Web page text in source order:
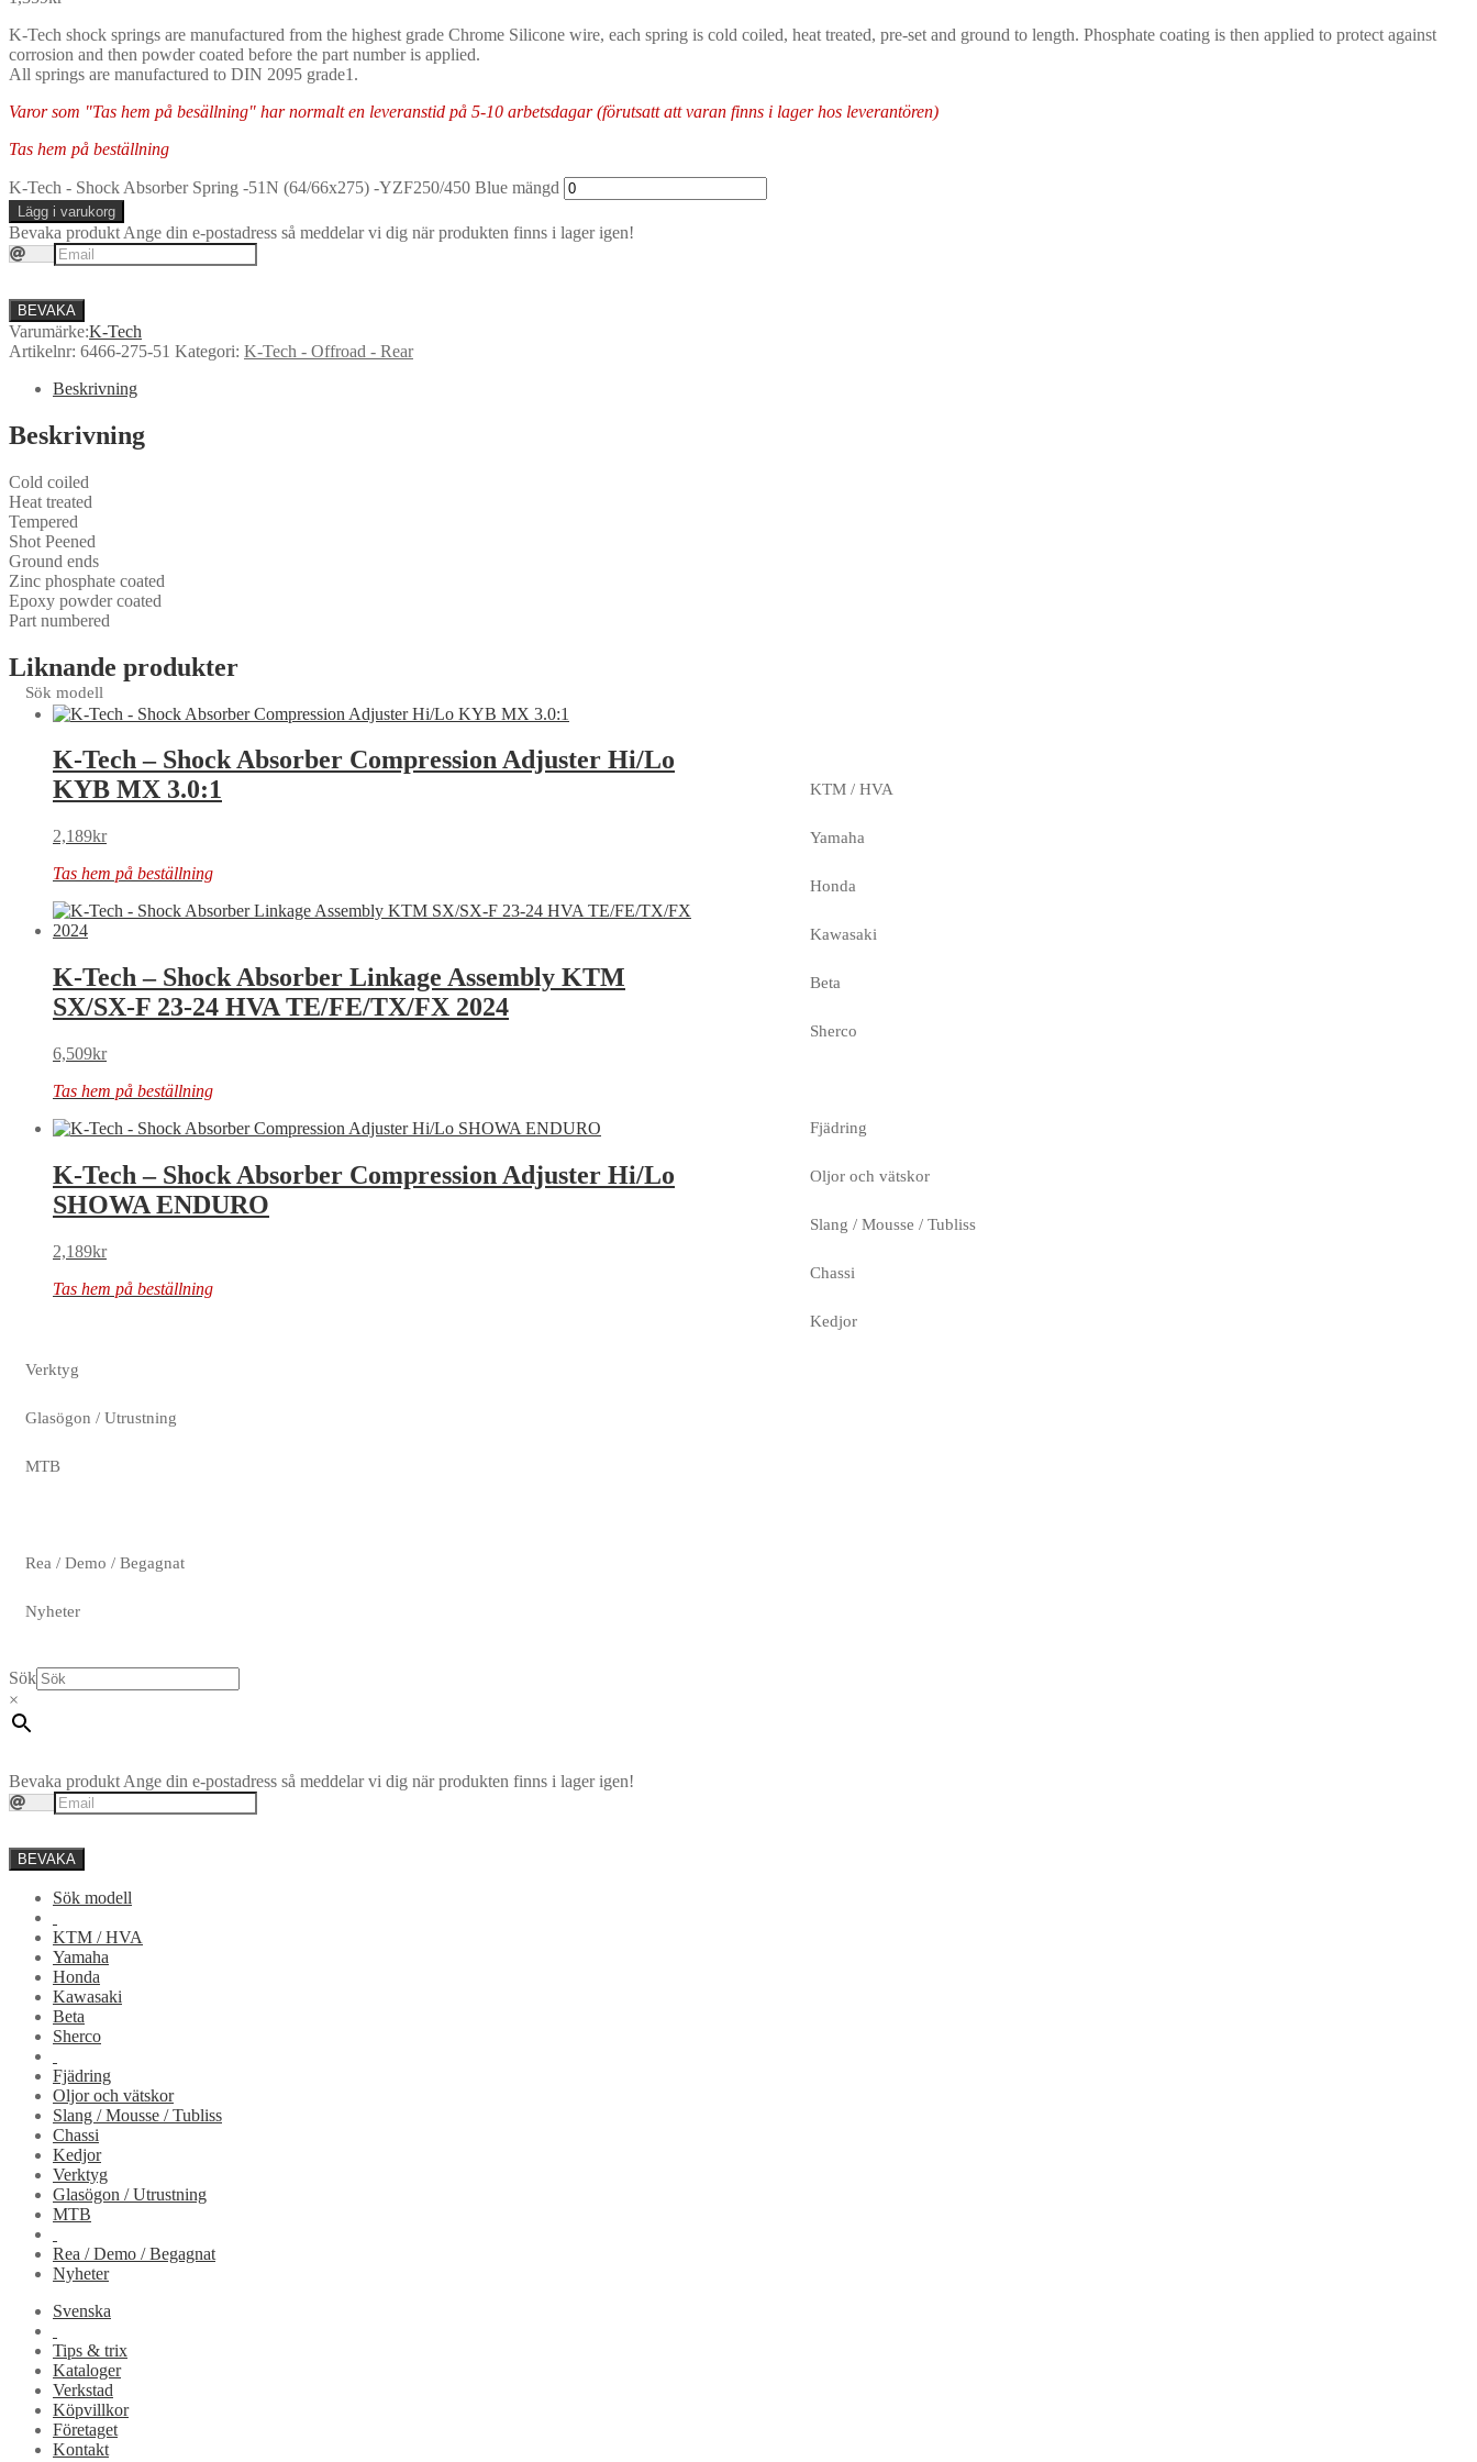
K-Tech shock springs are manufactured from the highest grade Chrome Silicone wire, each spring is cold coiled, heat treated, pre-set and ground to length. Phosphate coating is then applied to protect against
corrosion and then powder coated before the part number is applied.
All springs are manufactured to DIN 2095 grade1.
Varor som "Tas hem på besällning" har normalt en leveranstid på 5-10 arbetsdagar (förutsatt att varan finns i lager hos leverantören)
Tas hem på beställning
K-Tech - Shock Absorber Spring -51N (64/66x275) -YZF250/450 Blue mängd
Lägg i varukorg
Bevaka produkt Ange din e-postadress så meddelar vi dig när produkten finns i lager igen!
BEVAKA
Varumärke:K-Tech
Artikelnr: 6466-275-51 Kategori: K-Tech - Offroad - Rear
Beskrivning
Beskrivning
Cold coiled
Heat treated
Tempered
Shot Peened
Ground ends
Zinc phosphate coated
Epoxy powder coated
Part numbered
Liknande produkter
K-Tech – Shock Absorber Compression Adjuster Hi/Lo
KYB MX 3.0:1
2,189kr
Tas hem på beställning
K-Tech – Shock Absorber Linkage Assembly KTM
SX/SX-F 23-24 HVA TE/FE/TX/FX 2024
6,509kr
Tas hem på beställning
K-Tech – Shock Absorber Compression Adjuster Hi/Lo
SHOWA ENDURO
2,189kr
Tas hem på beställning
Sök modell
KTM / HVA
Yamaha
Honda
Kawasaki
Beta
Sherco
Fjädring
Oljor och vätskor
Slang / Mousse / Tubliss
Chassi
Kedjor
Verktyg
Glasögon / Utrustning
MTB
Rea / Demo / Begagnat
Nyheter
Sök
×
Bevaka produkt Ange din e-postadress så meddelar vi dig när produkten finns i lager igen!
BEVAKA
Sök modell
KTM / HVA
Yamaha
Honda
Kawasaki
Beta
Sherco
Fjädring
Oljor och vätskor
Slang / Mousse / Tubliss
Chassi
Kedjor
Verktyg
Glasögon / Utrustning
MTB
Rea / Demo / Begagnat
Nyheter
Svenska
Tips & trix
Kataloger
Verkstad
Köpvillkor
Företaget
Kontakt